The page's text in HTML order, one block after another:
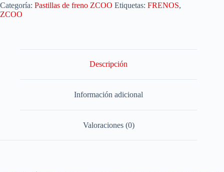
Categoría: Pastillas de freno ZCOO Etiquetas: FRENOS,
ZCOO
Descripción
Información adicional
Valoraciones (0)